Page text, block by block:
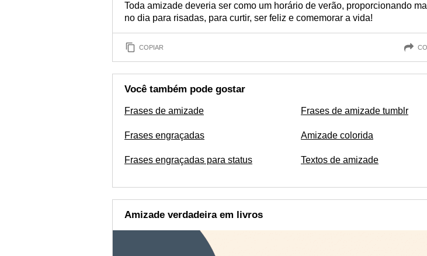
Toda amizade deveria ser como um horário de verão, proporcionando
no dia para risadas, para curtir, ser feliz e comemorar a vida!
COPIAR
Você também pode gostar
Frases de amizade
Frases engraçadas
Frases engraçadas para status
Frases de amizade tumblr
Amizade colorida
Textos de amizade
Amizade verdadeira em livros